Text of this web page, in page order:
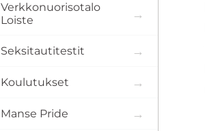
Verkkonuorisotalo
Loiste
Seksitautitestit
Koulutukset
Manse Pride